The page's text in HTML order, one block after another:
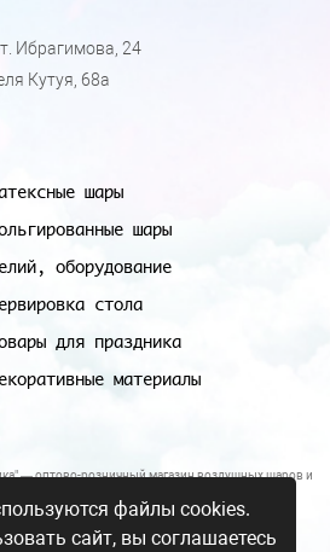
шары
шары
оборудование
стола
для праздника
материалы
Ибрагимова, 24
Кутуя, 68а
— оптово-розничный магазин воздушных шаров и
сайте, не являются публичной офертой.
файлы cookies.
сайт, вы соглашаетесь